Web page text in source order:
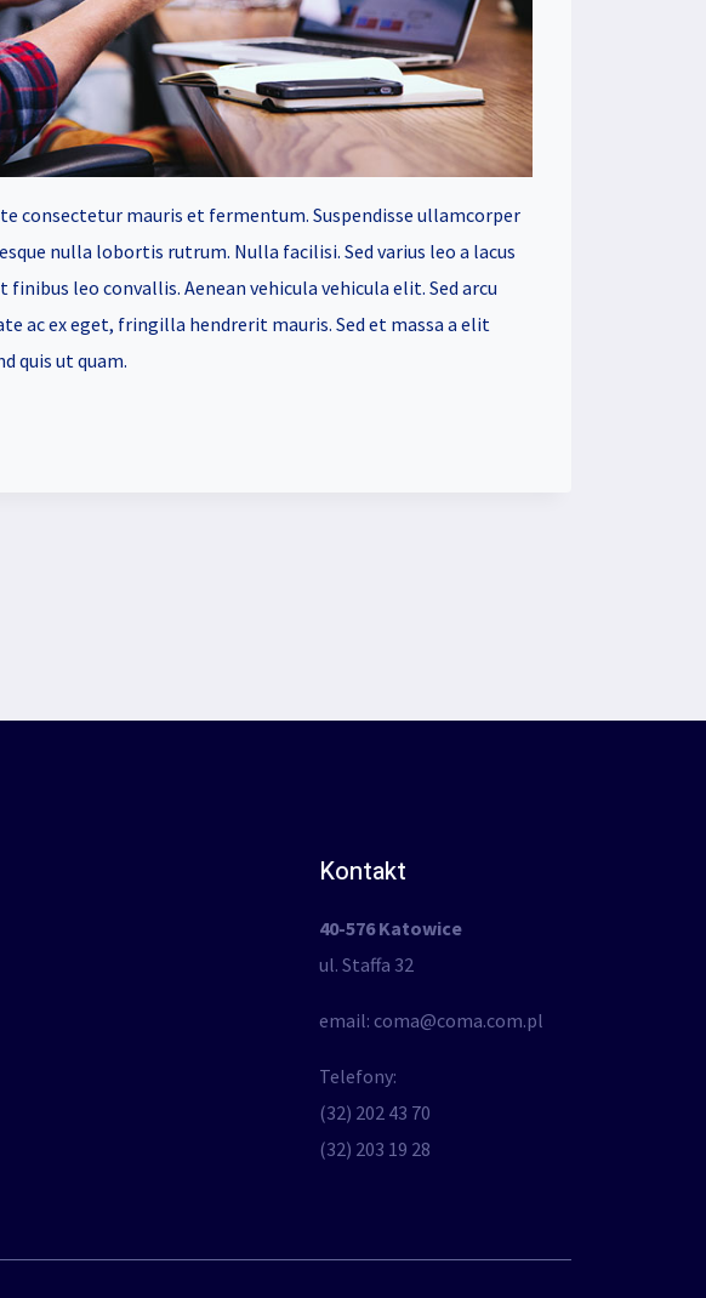
consectetur mauris et fermentum. Suspendisse ullamcorper
nulla lobortis rutrum. Nulla facilisi. Sed varius leo a lacus
finibus leo convallis. Aenean vehicula vehicula elit. Sed arcu
ac ex eget, fringilla hendrerit mauris. Sed et massa a elit
quis ut quam.
Kontakt
40-576 Katowice
ul. Staffa 32
email: coma@coma.com.pl
Telefony:
(32) 202 43 70
(32) 203 19 28